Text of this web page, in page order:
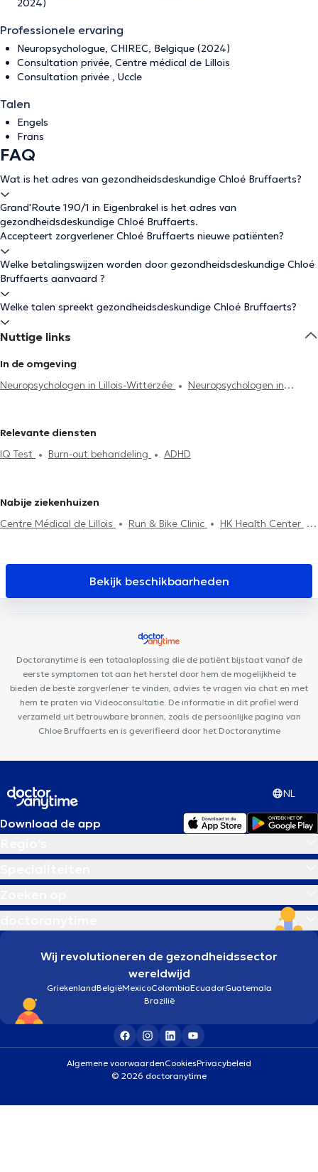
2024)
Professionele ervaring
Neuropsychologue, CHIREC, Belgique (2024)
Consultation privée, Centre médical de Lillois
Consultation privée , Uccle
Talen
Engels
Frans
FAQ
Wat is het adres van gezondheidsdeskundige Chloé Bruffaerts?
Grand'Route 190/1 in Eigenbrakel is het adres van
gezondheidsdeskundige Chloé Bruffaerts.
Accepteert zorgverlener Chloé Bruffaerts nieuwe patiënten?
Welke betalingswijzen worden door gezondheidsdeskundige Chloé
Bruffaerts aanvaard ?
Welke talen spreekt gezondheidsdeskundige Chloé Bruffaerts?
Nuttige links
In de omgeving
Neuropsychologen in Lillois-Witterzée
Neuropsychologen in
Sint-Genesius-Rode
Neuropsychologen in Ottignies
Neuropsychologen in Uccle
Watermaal-Bosvoorde
Neuropsychologen in Chapelle-Lez-
Relevante diensten
IQ Test
Burn-out behandeling ADHD
Nabije ziekenhuizen
Centre Médical de Lillois
Run & Bike Clinic
HK Health Center
Centre de Santé Holistique
Cabinet dentaire Sodenel
Otakè
Smile-Architect H&N Clinic
HSPC Health & Sports
Centre de psychologie et de mieux-
Orthodontie Philips Nivelles
Bekijk beschikbaarheden
Doctoranytime is een totaaloplossing die de patiënt bijstaat vanaf de
eerste symptomen tot aan het herstel door hem de mogelijkheid te
bieden de beste zorgverlener te vinden, advies te vragen via chat en met
hem te praten via Videoconsultatie. De informatie in dit profiel werd
verzameld uit betrouwbare bronnen, zoals de persoonlijke pagina van
Chloe Bruffaerts en is geverifieerd door het Doctoranytime
NL
Download de app
Wij revolutioneren de gezondheidssector
wereldwijd
GriekenlandBelgiëMexicoColombiaEcuadorGuatemala
Brazilië
Algemene voorwaardenCookiesPrivacybeleid
© 2026 doctoranytime